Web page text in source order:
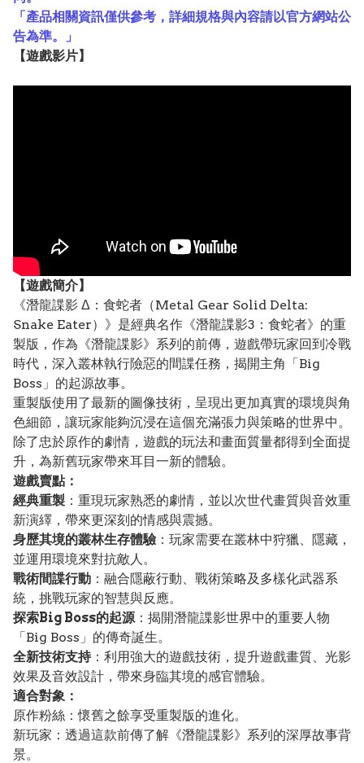
「產品相關資訊僅供參考，詳細規格與內容請以官方網站公
告為準。」
【遊戲影片】
【遊戲簡介】
《潛龍諜影 Δ：食蛇者（Metal Gear Solid Delta:
Snake Eater）》是經典名作《潛龍諜影3：食蛇者》的重
製版，作為《潛龍諜影》系列的前傳，遊戲帶玩家回到冷戰
時代，深入叢林執行險惡的間諜任務，揭開主角「Big
Boss」的起源故事。
重製版使用了最新的圖像技術，呈現出更加真實的環境與角
色細節，讓玩家能夠沉浸在這個充滿張力與策略的世界中。
除了忠於原作的劇情，遊戲的玩法和畫面質量都得到全面提
升，為新舊玩家帶來耳目一新的體驗。
遊戲賣點：
經典重製 ：重現玩家熟悉的劇情，並以次世代畫質與音效重
新演繹，帶來更深刻的情感與震撼。
身歷其境的叢林生存體驗 ：玩家需要在叢林中狩獵、隱藏，
並運用環境來對抗敵人。
戰術間諜行動 ：融合隱蔽行動、戰術策略及多樣化武器系
統，挑戰玩家的智慧與反應。
探索Big Boss的起源 ：揭開潛龍諜影世界中的重要人物
「Big Boss」的傳奇誕生。
全新技術支持：利用強大的遊戲技術，提升遊戲畫質、光影
效果及音效設計，帶來身臨其境的感官體驗。
適合對象：
原作粉絲：懷舊之餘享受重製版的進化。
新玩家：透過這款前傳了解《潛龍諜影》系列的深厚故事背
景。